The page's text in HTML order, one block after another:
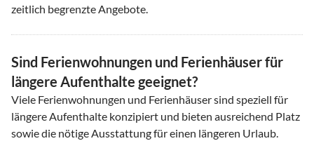
zeitlich begrenzte Angebote.
Sind Ferienwohnungen und Ferienhäuser für
längere Aufenthalte geeignet?
Viele Ferienwohnungen und Ferienhäuser sind speziell für
längere Aufenthalte konzipiert und bieten ausreichend Platz
sowie die nötige Ausstattung für einen längeren Urlaub.